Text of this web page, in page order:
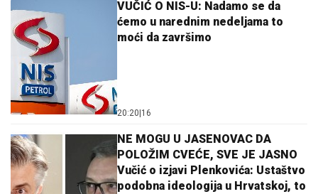
VUČIĆ O NIS-U: Nadamo se da
ćemo u narednim nedeljama to
moći da završimo
20:20 16
NE MOGU U JASENOVAC DA
POLOŽIM CVEĆE, SVE JE JASNO
Vučić o izjavi Plenkovića: Ustaštvo
podobna ideologija u Hrvatskoj, to